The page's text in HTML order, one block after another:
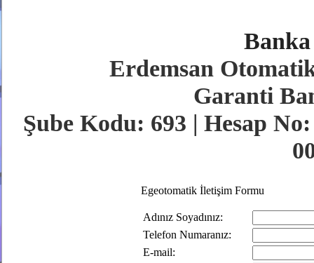
Erdemsan
Garanti
Şube Kodu: 693 | Hesap